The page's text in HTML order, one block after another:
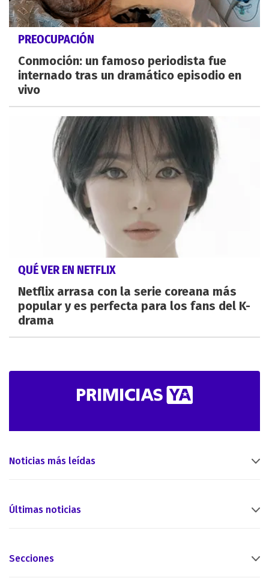
PREOCUPACIÓN
Conmoción: un famoso periodista fue
internado tras un dramático episodio en
vivo
QUÉ VER EN NETFLIX
Netflix arrasa con la serie coreana más
popular y es perfecta para los fans del K-
drama
Noticias más leídas
Últimas noticias
Secciones